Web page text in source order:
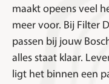
maakt opeens veel
meer voor. Bij Filter
passen bij jouw
alles staat klaar.
ligt het binnen een